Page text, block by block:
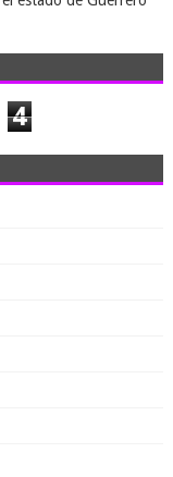
4